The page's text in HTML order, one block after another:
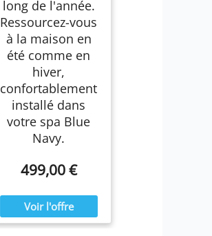
long de l'année.
Ressourcez-vous
à la maison en
été comme en
hiver,
confortablement
installé dans
votre spa Blue
Navy.
499,00 €